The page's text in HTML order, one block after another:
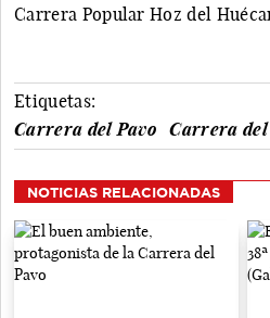
Carrera Popular Hoz del
Etiquetas:
Carrera del Pavo
Carrera del
NOTICIAS RELACIONADAS